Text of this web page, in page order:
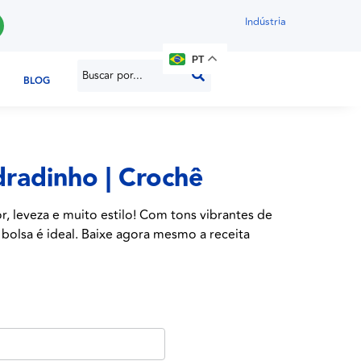
Indústria
BLOG
PT
| Crochê
leveza e muito estilo! Com tons vibrantes de
é ideal. Baixe agora mesmo a receita